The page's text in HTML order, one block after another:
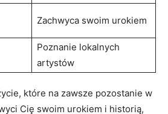
Zachwyca ‍swoim urokiem
Poznanie lokalnych
artystów
które ‌na zawsze pozostanie⁢ w
Cię swoim urokiem ⁢i historią,